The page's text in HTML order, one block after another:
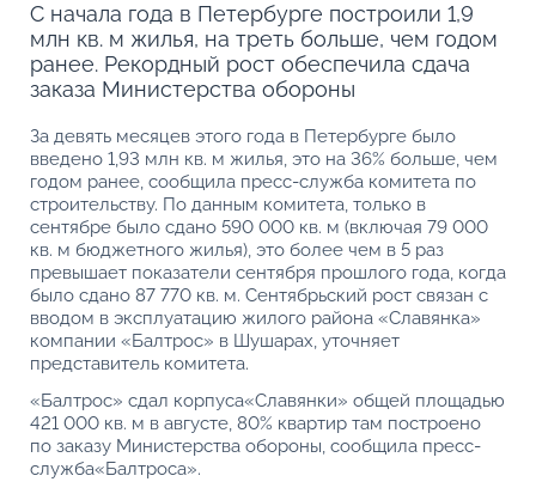
С начала года в Петербурге построили 1,9
млн кв. м жилья, на треть больше, чем годом
ранее. Рекордный рост обеспечила сдача
заказа Министерства обороны
За девять месяцев этого года в Петербурге было
введено 1,93 млн кв. м жилья, это на 36% больше, чем
годом ранее, сообщила пресс-служба комитета по
строительству. По данным комитета, только в
сентябре было сдано 590 000 кв. м (включая 79 000
кв. м бюджетного жилья), это более чем в 5 раз
превышает показатели сентября прошлого года, когда
было сдано 87 770 кв. м. Сентябрьский рост связан с
вводом в эксплуатацию жилого района «Славянка»
компании «Балтрос» в Шушарах, уточняет
представитель комитета.
«Балтрос» сдал корпуса«Славянки» общей площадью
421 000 кв. м в августе, 80% квартир там построено
по заказу Министерства обороны, сообщила пресс-
служба«Балтроса».